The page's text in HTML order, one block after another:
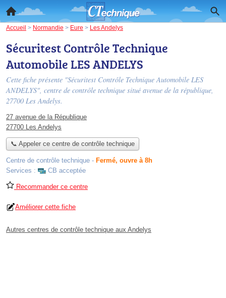
Accueil > Normandie > Eure > Les Andelys
Sécuritest Contrôle Technique
Automobile LES ANDELYS
Cette fiche présente "Sécuritest Contrôle Technique Automobile LES
ANDELYS", centre de contrôle technique situé avenue de la république,
27700 Les Andelys.
27 avenue de la République
27700 Les Andelys
📞 Appeler ce centre de contrôle technique
Centre de contrôle technique - Fermé, ouvre à 8h
Services :
CB acceptée
Recommander ce centre
Améliorer cette fiche
Autres centres de contrôle technique aux Andelys